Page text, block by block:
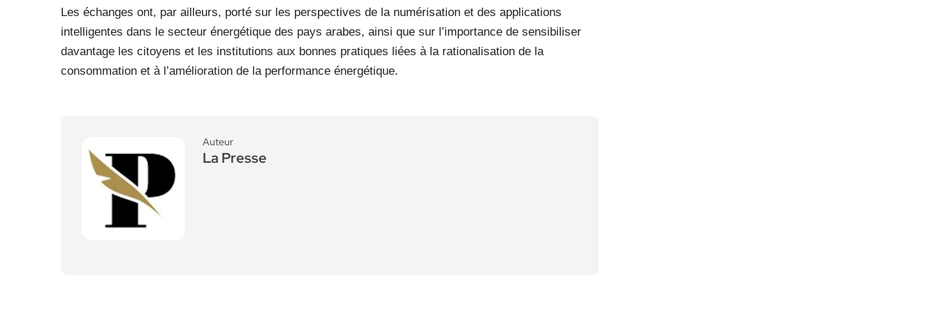
Les échanges ont, par ailleurs, porté sur les perspectives de la numérisation et des applications
intelligentes dans le secteur énergétique des pays arabes, ainsi que sur l’importance de sensibiliser
davantage les citoyens et les institutions aux bonnes pratiques liées à la rationalisation de la
consommation et à l’amélioration de la performance énergétique.
Auteur
La Presse